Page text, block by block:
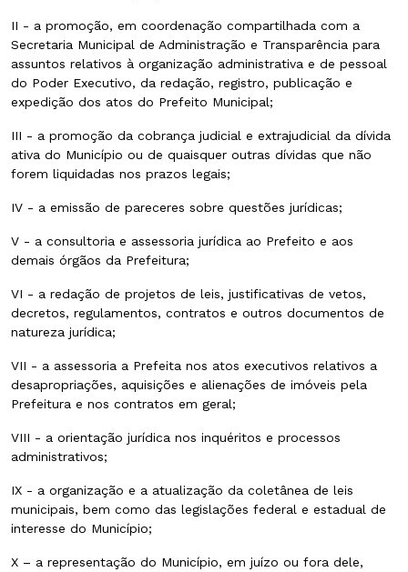
II - a promoção, em coordenação compartilhada com a
Secretaria Municipal de Administração e Transparência para
assuntos relativos à organização administrativa e de pessoal
do Poder Executivo, da redação, registro, publicação e
expedição dos atos do Prefeito Municipal;
III - a promoção da cobrança judicial e extrajudicial da dívida
ativa do Município ou de quaisquer outras dívidas que não
forem liquidadas nos prazos legais;
IV - a emissão de pareceres sobre questões jurídicas;
V - a consultoria e assessoria jurídica ao Prefeito e aos
demais órgãos da Prefeitura;
VI - a redação de projetos de leis, justificativas de vetos,
decretos, regulamentos, contratos e outros documentos de
natureza jurídica;
VII - a assessoria a Prefeita nos atos executivos relativos a
desapropriações, aquisições e alienações de imóveis pela
Prefeitura e nos contratos em geral;
VIII - a orientação jurídica nos inquéritos e processos
administrativos;
IX - a organização e a atualização da coletânea de leis
municipais, bem como das legislações federal e estadual de
interesse do Município;
X – a representação do Município, em juízo ou fora dele,